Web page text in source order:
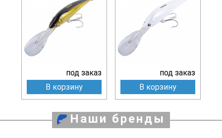
под заказ
В корзину
под заказ
В корзину
Наши бренды